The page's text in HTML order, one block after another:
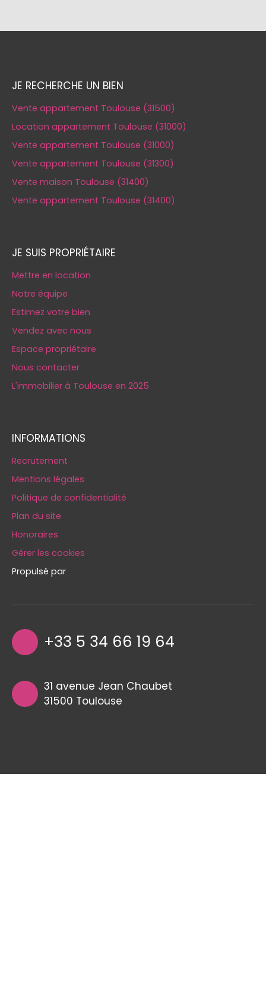
JE RECHERCHE UN BIEN
Vente appartement Toulouse (31500)
Location appartement Toulouse (31000)
Vente appartement Toulouse (31000)
Vente appartement Toulouse (31300)
Vente maison Toulouse (31400)
Vente appartement Toulouse (31400)
JE SUIS PROPRIÉTAIRE
Mettre en location
Notre équipe
Estimez votre bien
Vendez avec nous
Espace propriétaire
Nous contacter
L'immobilier à Toulouse en 2025
INFORMATIONS
Recrutement
Mentions légales
Politique de confidentialité
Plan du site
Honoraires
Gérer les cookies
Propulsé par
+33 5 34 66 19 64
31 avenue Jean Chaubet
31500 Toulouse